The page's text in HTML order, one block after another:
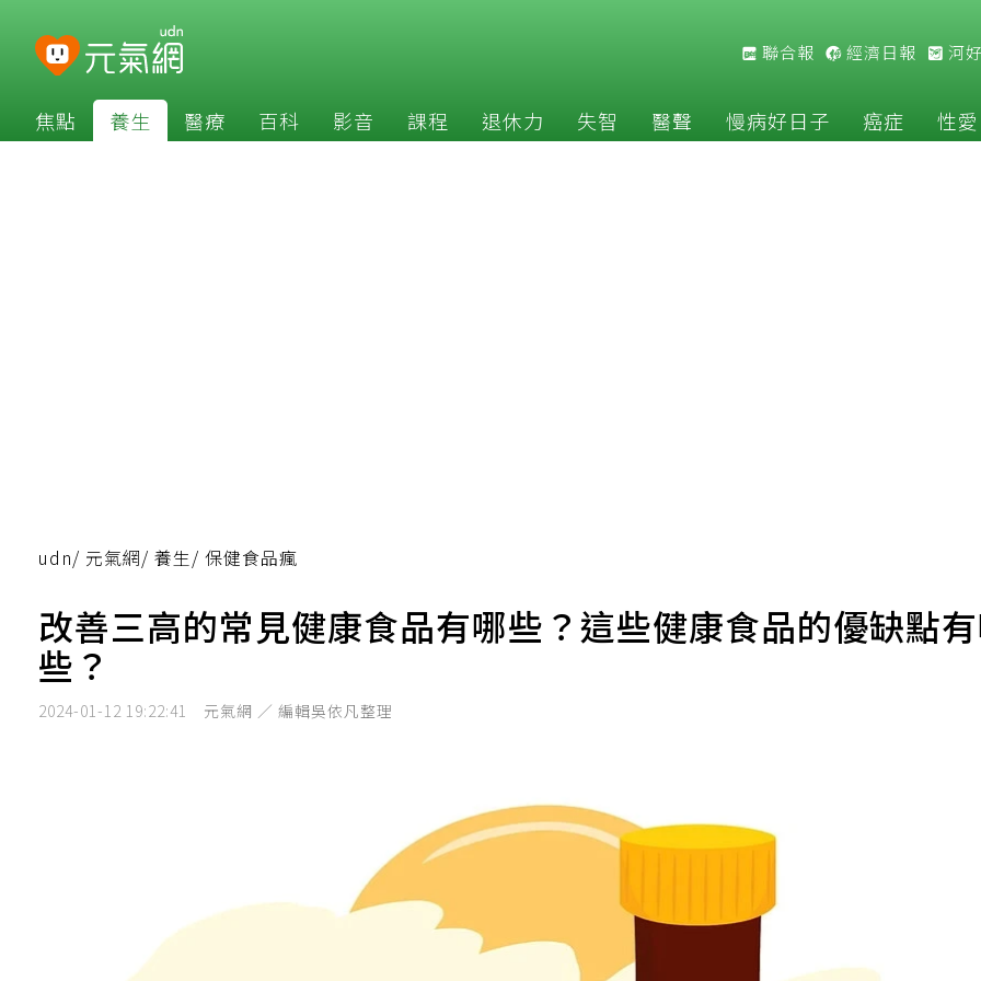
聯合報 經濟日報 河
焦點 養生 醫療 百科 影音 課程 退休力 失智 醫聲 慢病好日子 癌症 性愛
udn/ 元氣網/ 養生/ 保健食品瘋
改善三高的常見健康食品有哪些？這些健康食品的優缺點
些？
2024-01-12 19:22:41 元氣網 ／ 編輯吳依凡整理